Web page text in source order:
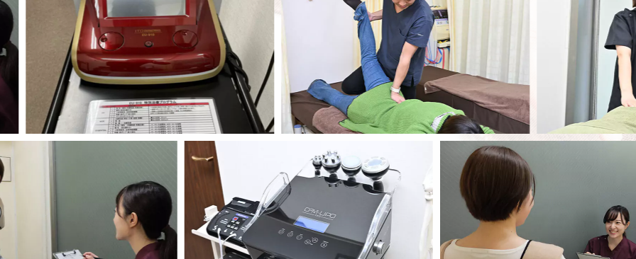
2026.07.01
【鍼治療＋マッサージ】
クーポン② バキバキ整体クーポン ￥8800→ ￥6600
【整体＋バキバキ矯正】
ご予約はLINEトーク・ネット予約をご利用ください！
※本クーポンメニューでは院長の指名が不可となっております。ご注意ください
2026.07.01 ７月より料金改定しております。保険施術に関して初診料・再診料を変更しております